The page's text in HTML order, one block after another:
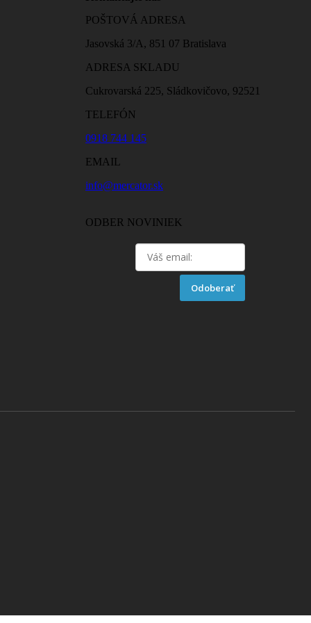
POŠTOVÁ ADRESA
Jasovská 3/A, 851 07 Bratislava
ADRESA SKLADU
Cukrovarská 225, Sládkovičovo, 92521
TELEFÓN
0918 744 145
EMAIL
info@mercator.sk
ODBER NOVINIEK
Odoberať